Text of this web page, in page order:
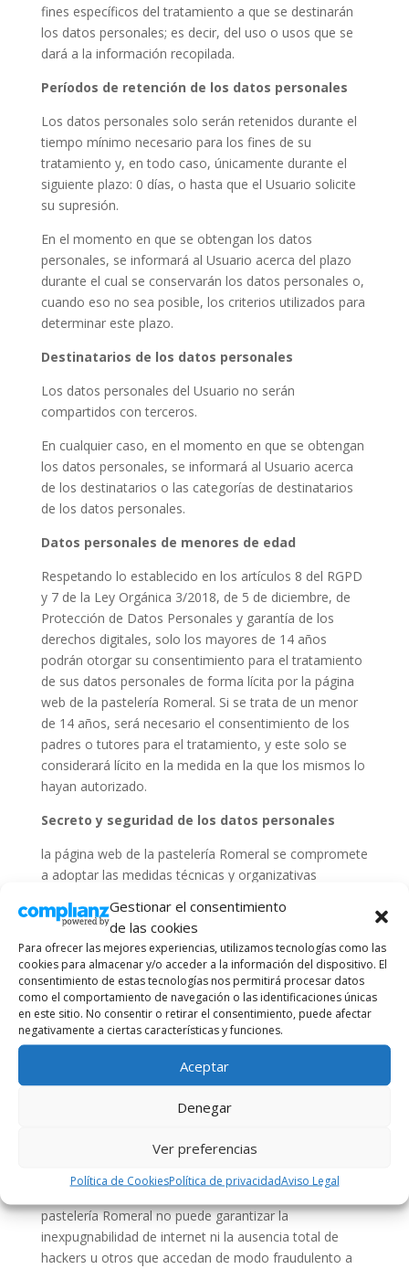
Gestionar el consentimiento
de las cookies
Para ofrecer las mejores experiencias, utilizamos tecnologías como las
cookies para almacenar y/o acceder a la información del dispositivo. El
consentimiento de estas tecnologías nos permitirá procesar datos
como el comportamiento de navegación o las identificaciones únicas
en este sitio. No consentir o retirar el consentimiento, puede afectar
negativamente a ciertas características y funciones.
Aceptar
Denegar
Ver preferencias
Política de CookiesPolítica de privacidadAviso Legal
fines específicos del tratamiento a que se destinarán
los datos personales; es decir, del uso o usos que se
dará a la información recopilada.
Períodos de retención de los datos personales
Los datos personales solo serán retenidos durante el
tiempo mínimo necesario para los fines de su
tratamiento y, en todo caso, únicamente durante el
siguiente plazo: 0 días, o hasta que el Usuario solicite
su supresión.
En el momento en que se obtengan los datos
personales, se informará al Usuario acerca del plazo
durante el cual se conservarán los datos personales o,
cuando eso no sea posible, los criterios utilizados para
determinar este plazo.
Destinatarios de los datos personales
Los datos personales del Usuario no serán
compartidos con terceros.
En cualquier caso, en el momento en que se obtengan
los datos personales, se informará al Usuario acerca
de los destinatarios o las categorías de destinatarios
de los datos personales.
Datos personales de menores de edad
Respetando lo establecido en los artículos 8 del RGPD
y 7 de la Ley Orgánica 3/2018, de 5 de diciembre, de
Protección de Datos Personales y garantía de los
derechos digitales, solo los mayores de 14 años
podrán otorgar su consentimiento para el tratamiento
de sus datos personales de forma lícita por la página
web de la pastelería Romeral. Si se trata de un menor
de 14 años, será necesario el consentimiento de los
padres o tutores para el tratamiento, y este solo se
considerará lícito en la medida en la que los mismos lo
hayan autorizado.
Secreto y seguridad de los datos personales
la página web de la pastelería Romeral se compromete
a adoptar las medidas técnicas y organizativas
riesgo de los datos recogidos, de forma que se
garantice la seguridad de los datos de carácter
personal y se evite la destrucción, pérdida o alteración
accidental o ilícita de datos personales transmitidos,
conservados o tratados de otra forma, o la
comunicación o acceso no autorizados a dichos datos.
Socket Layer), que asegura que los datos personales
transmisión de los datos entre el servidor y el Usuario,
y en retroalimentación, totalmente cifrada o
pastelería Romeral no puede garantizar la
inexpugnabilidad de internet ni la ausencia total de
hackers u otros que accedan de modo fraudulento a